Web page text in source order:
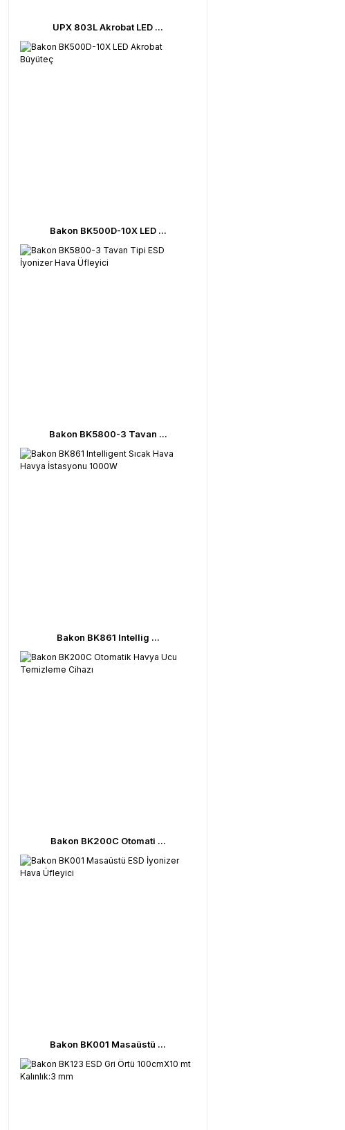
UPX 803L Akrobat LED ...
Bakon BK500D-10X LED ...
Bakon BK5800-3 Tavan ...
Bakon BK861 Intellig ...
Bakon BK200C Otomati ...
Bakon BK001 Masaüstü ...